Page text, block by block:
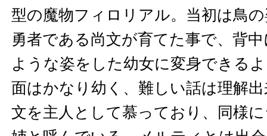
型の魔物フィロリアル。当初は鳥
勇者である尚文が育てた事で、背
ような姿をした幼女に変身できる
面はかなり幼く、難しい話は理解
文を主人として慕っており、同様